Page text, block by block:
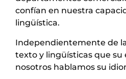
confían en nuestra
lingüística.
Independientemente de
texto y lingüísticas que su
nosotros hablamos su